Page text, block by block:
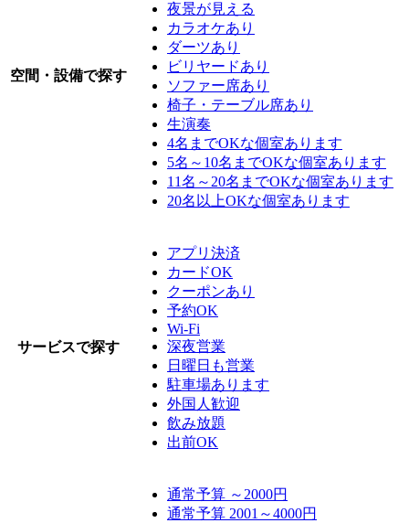
空間・設備で探す
夜景が見える
カラオケあり
ダーツあり
ビリヤードあり
ソファー席あり
椅子・テーブル席あり
生演奏
4名までOKな個室あります
5名～10名までOKな個室あります
11名～20名までOKな個室あります
20名以上OKな個室あります
サービスで探す
アプリ決済
カードOK
クーポンあり
予約OK
Wi-Fi
深夜営業
日曜日も営業
駐車場あります
外国人歓迎
飲み放題
出前OK
通常予算 ～2000円
通常予算 2001～4000円